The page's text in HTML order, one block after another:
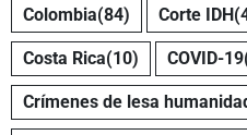
Colombia(84) Corte IDH
Costa Rica(10) COVID-19
Crímenes de lesa